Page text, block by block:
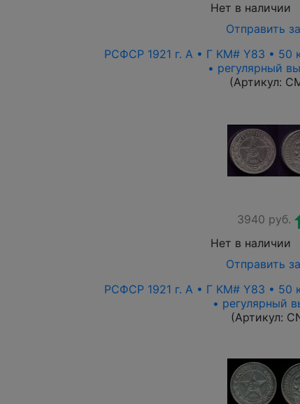
Нет в наличии
Отправить
РСФСР 1921 г. А • Г KM# Y83 • 50
• регулярный
(Артикул:
3940 руб.
Нет в наличии
Отправить
РСФСР 1921 г. А • Г KM# Y83 • 50
• регулярный
(Артикул: